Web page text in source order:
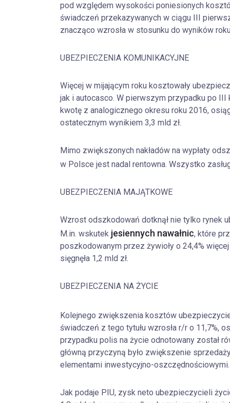
pod względem wysokości poniesionych
świadczeń przekazywanych w ciągu III
znacząco wzrosła w stosunku do wyników
UBEZPIECZENIA KOMUNIKACYJNE
Więcej w mijającym roku kosztowały
jak i autocasco. W pierwszym przypadku po III
kwotę z analogicznego okresu roku 2016,
ostatecznym wynikiem 3,3 mld zł.
Mimo zwiększonych nakładów na wypłaty
w Polsce jest nadal rentowna. Wszystko
UBEZPIECZENIA MAJĄTKOWE
Wzrost odszkodowań dotknął nie tylko rynek
M.in. wskutek jesiennych nawałnic, które
poszkodowanym przez żywioły o 24,4%
sięgnęła 1,2 mld zł.
UBEZPIECZENIA NA ŻYCIE
Kolejnego zwiększenia kosztów
świadczeń z tego tytułu wzrosła r/r o 11,7%,
przypadku polis na życie odnotowany został
główną przyczyną było zwiększenie
elementami inwestycyjno-oszczędnościowymi.
Jak podaje PIU, zysk neto ubezpieczycieli